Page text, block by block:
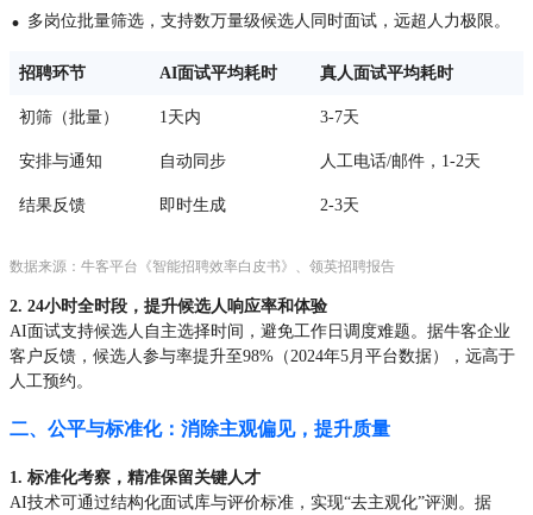
· 多岗位批量筛选，支持数万量级候选人同时面试，远超人力极限。
招聘环节 AI面试平均耗时 真人面试平均耗时
初筛（批量） 1天内 3-7天
安排与通知 自动同步 人工电话/邮件，1-2天
结果反馈 即时生成 2-3天
数据来源：牛客平台《智能招聘效率白皮书》、领英招聘报告
2. 24小时全时段，提升候选人响应率和体验
AI面试支持候选人自主选择时间，避免工作日调度难题。据牛客企业
客户反馈，候选人参与率提升至98%（2024年5月平台数据），远高于
人工预约。
二、公平与标准化：消除主观偏见，提升质量
1. 标准化考察，精准保留关键人才
AI技术可通过结构化面试库与评价标准，实现“去主观化”评测。据